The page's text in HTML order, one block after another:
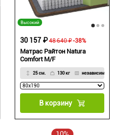
Высокий
Матрас Райтон Natura
Comfort M/F
25 см. 130 кг независимый
48 640 ₽
30 157 ₽ -38%
В корзину